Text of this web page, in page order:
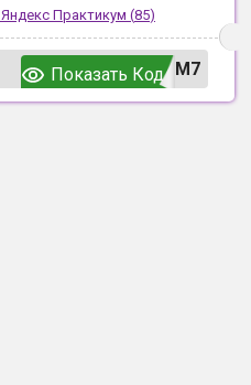
Яндекс Практикум (85)
UM7
Показать Код